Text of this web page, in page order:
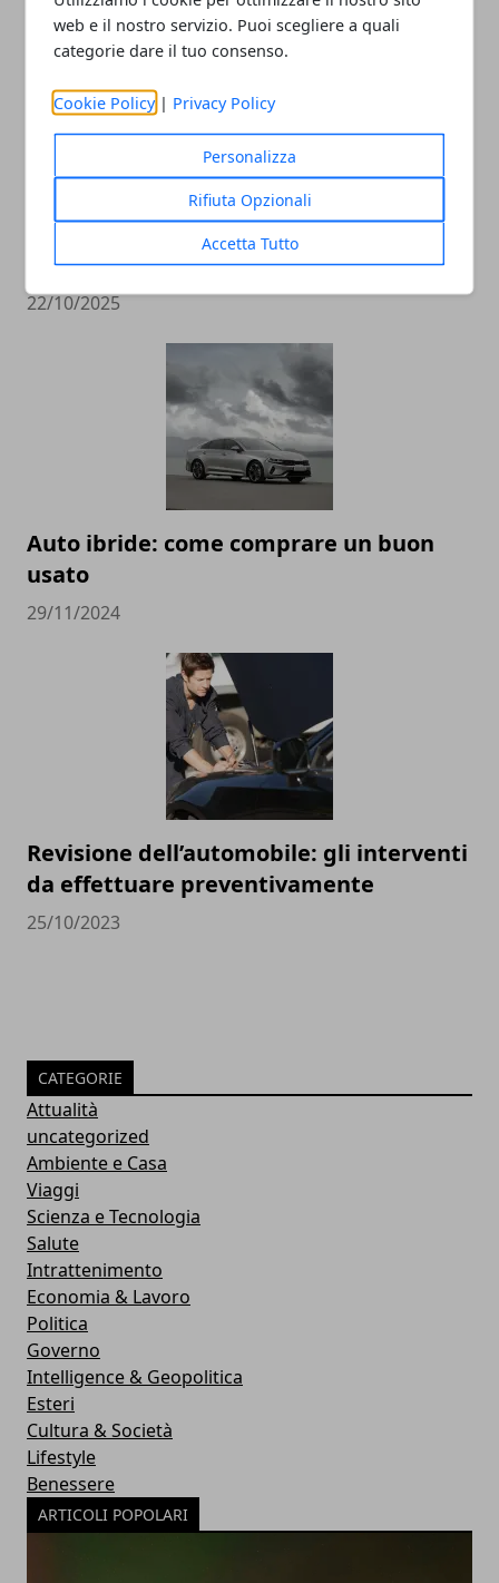
web e il nostro servizio. Puoi scegliere a quali
categorie dare il tuo consenso.
Cookie Policy | Privacy Policy
Personalizza
Rifiuta Opzionali
Accetta Tutto
Intervista.it spiega: cos’è il brand
storytelling e perché investire in
un’intervista per rafforzarlo
22/10/2025
Auto ibride: come comprare un buon
usato
29/11/2024
Revisione dell’automobile: gli interventi
da effettuare preventivamente
25/10/2023
CATEGORIE
Attualità
uncategorized
Ambiente e Casa
Viaggi
Scienza e Tecnologia
Salute
Intrattenimento
Economia & Lavoro
Politica
Governo
Intelligence & Geopolitica
Esteri
Cultura & Società
Lifestyle
Benessere
ARTICOLI POPOLARI